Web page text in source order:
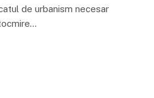
de urbanism necesar